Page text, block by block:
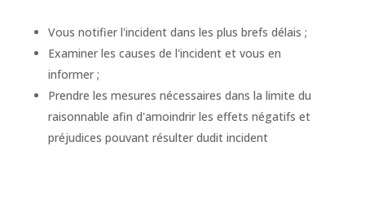
Vous notifier l'incident dans les plus brefs délais ;
Examiner les causes de l'incident et vous en
informer ;
Prendre les mesures nécessaires dans la limite du
raisonnable afin d'amoindrir les effets négatifs et
préjudices pouvant résulter dudit incident